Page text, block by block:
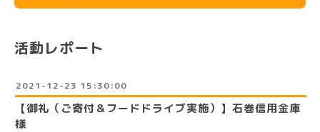
活動レポート
2021-12-23 15:30:00
【御礼（ご寄付＆フードドライブ実施）】石巻信用金庫
様